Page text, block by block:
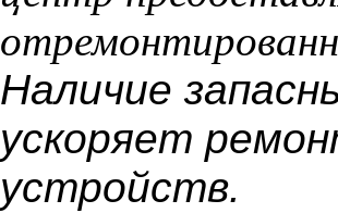
Наличие
ускоряет
устройств.